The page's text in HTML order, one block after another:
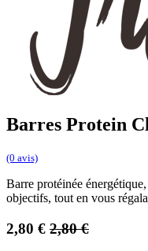
Barres Protein
(0 avis)
Barre protéinée
objectifs, tout en vous
2,80 € 2,80€